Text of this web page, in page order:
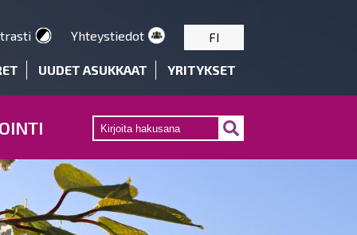
Yhteystiedot FI
UUDET ASUKKAAT YRITYKSET